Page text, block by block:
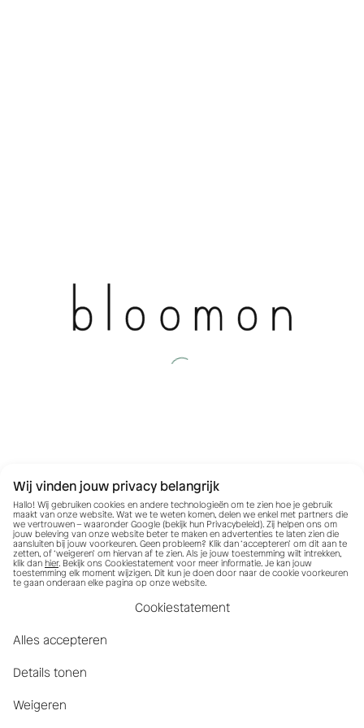
Wij vinden jouw privacy belangrijk
Hallo! Wij gebruiken cookies en andere technologieën om te zien hoe je gebruik
maakt van onze website. Wat we te weten komen, delen we enkel met partners die
we vertrouwen – waaronder Google (bekijk hun Privacybeleid). Zij helpen ons om
jouw beleving van onze website beter te maken en advertenties te laten zien die
aansluiten bij jouw voorkeuren. Geen probleem? Klik dan ‘accepteren’ om dit aan te
zetten, of ‘weigeren’ om hiervan af te zien. Als je jouw toestemming wilt intrekken,
klik dan hier. Bekijk ons Cookiestatement voor meer informatie. Je kan jouw
toestemming elk moment wijzigen. Dit kun je doen door naar de cookie voorkeuren
te gaan onderaan elke pagina op onze website.
Cookiestatement
Alles accepteren
Details tonen
Weigeren